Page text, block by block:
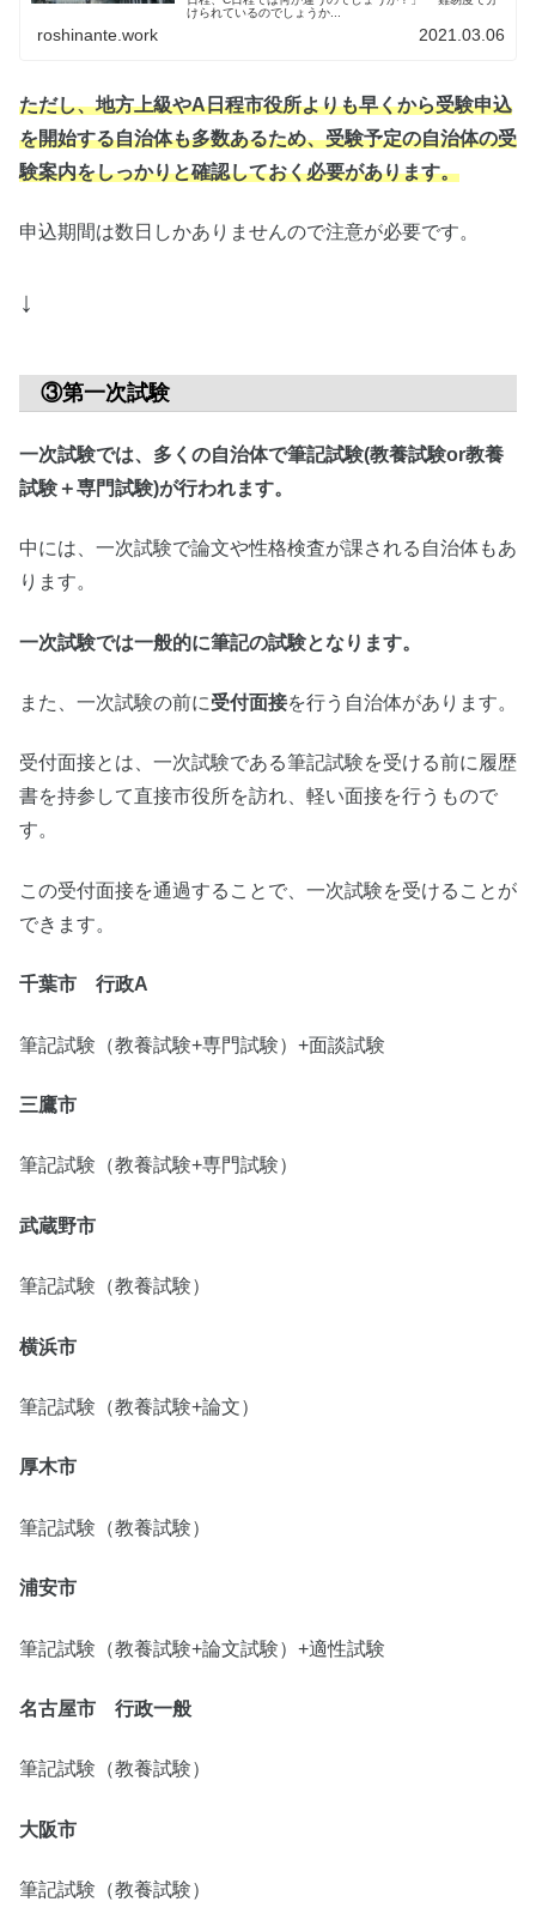
けられているのでしょうか...
roshinante.work 2021.03.06
ただし、地方上級やA日程市役所よりも早くから受験申込
を開始する自治体も多数あるため、受験予定の自治体の受
験案内をしっかりと確認しておく必要があります。
申込期間は数日しかありませんので注意が必要です。
↓
③第一次試験
一次試験では、多くの自治体で筆記試験(教養試験or教養
試験＋専門試験)が行われます。
中には、一次試験で論文や性格検査が課される自治体もあ
ります。
一次試験では一般的に筆記の試験となります。
また、一次試験の前に受付面接を行う自治体があります。
受付面接とは、一次試験である筆記試験を受ける前に履歴
書を持参して直接市役所を訪れ、軽い面接を行うもので
す。
この受付面接を通過することで、一次試験を受けることが
できます。
千葉市 行政A
筆記試験（教養試験+専門試験）+面談試験
三鷹市
筆記試験（教養試験+専門試験）
武蔵野市
筆記試験（教養試験）
横浜市
筆記試験（教養試験+論文）
厚木市
筆記試験（教養試験）
浦安市
筆記試験（教養試験+論文試験）+適性試験
名古屋市 行政一般
筆記試験（教養試験）
大阪市
筆記試験（教養試験）